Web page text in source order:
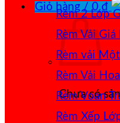
Giỏ hàng /0₫
Chưa có
Rèm 2 Lớp
Rèm Vải Giá
Rèm vải
Rèm Vải
Rèm Voan
Rèm Xếp